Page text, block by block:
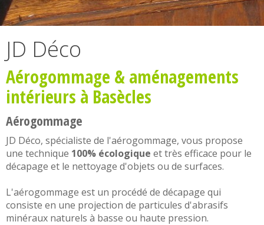
JD Déco
Aérogommage &aménagements
intérieurs à Basècles
Aérogommage
JD Déco, spécialiste de l'aérogommage, vous propose
une technique 100% écologique et très efficace pour le
décapage et le nettoyage d'objets ou de surfaces.
L'aérogommage est un procédé de décapage qui
consiste en une projection de particules d'abrasifs
minéraux naturels à basse ou haute pression.